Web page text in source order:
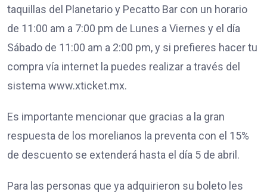
taquillas del Planetario y Pecatto Bar con un horario
de 11:00 am a 7:00 pm de Lunes a Viernes y el día
Sábado de 11:00 am a 2:00 pm, y si prefieres hacer tu
compra vía internet la puedes realizar a través del
sistema www.xticket.mx.
Es importante mencionar que gracias a la gran
respuesta de los morelianos la preventa con el 15%
de descuento se extenderá hasta el día 5 de abril.
Para las personas que ya adquirieron su boleto les